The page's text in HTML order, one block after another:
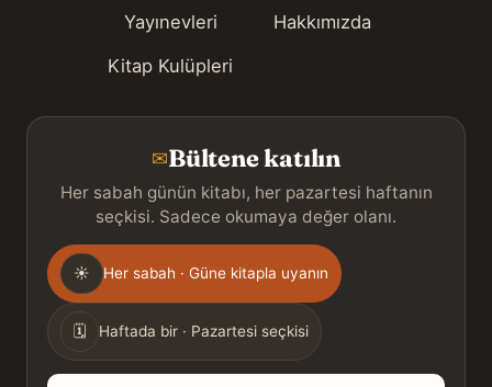
Yayınevleri
Kitap Kulüpleri
Hakkımızda
✉Bültene katılın
Her sabah günün kitabı, her pazartesi haftanın
seçkisi. Sadece okumaya değer olanı.
Gönderim
sıklığı
☀ Her sabah · Güne kitapla uyanın
🗓 Haftada bir · Pazartesi seçkisi